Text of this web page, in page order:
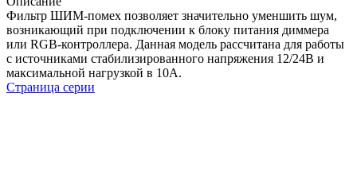
Фильтр ШИМ-помех позволяет значительно уменшить шум,
возникающий при подключении к блоку питания диммера
или RGB-контроллера. Данная модель рассчитана для работы
с источниками стабилизированного напряжения 12/24В и
максимальной нагрузкой в 10А.
Страница серии